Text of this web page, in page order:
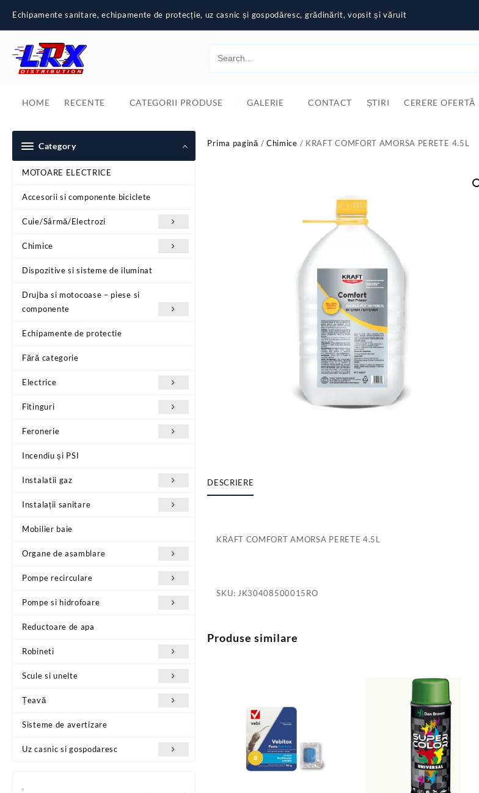
content
Echipamente sanitare, echipamente de protecție, uz casnic și gospodăresc, grădinărit, vopsit și văruit
HOME RECENTE CATEGORII PRODUSE GALERIE CONTACT ȘTIRI CERERE OFERTĂ
Category
MOTOARE ELECTRICE
Accesorii si componente biciclete
Cuie/Sârmă/Electrozi
Chimice
Dispozitive si sisteme de iluminat
Drujba si motocoase – piese si
componente
Echipamente de protectie
Fără categorie
Electrice
Fitinguri
Feronerie
Incendiu și PSI
Instalatii gaz
Instalații sanitare
Mobilier baie
Organe de asamblare
Pompe recirculare
Pompe si hidrofoare
Reductoare de apa
Robineti
Scule si unelte
Țeavă
Sisteme de avertizare
Uz casnic si gospodaresc
.
Prima pagină / Chimice / KRAFT COMFORT AMORSA PERETE 4.5L
DESCRIERE
KRAFT COMFORT AMORSA PERETE 4.5L
SKU: JK30408500015RO
Produse similare